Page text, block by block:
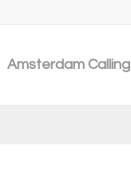
Amsterdam Calling